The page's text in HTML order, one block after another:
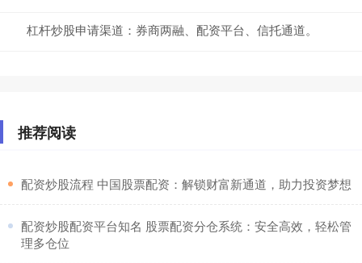
杠杆炒股申请渠道：券商两融、配资平台、信托通道。
推荐阅读
​配资炒股流程 中国股票配资：解锁财富新通道，助力投资梦想
​配资炒股配资平台知名 股票配资分仓系统：安全高效，轻松管
理多仓位